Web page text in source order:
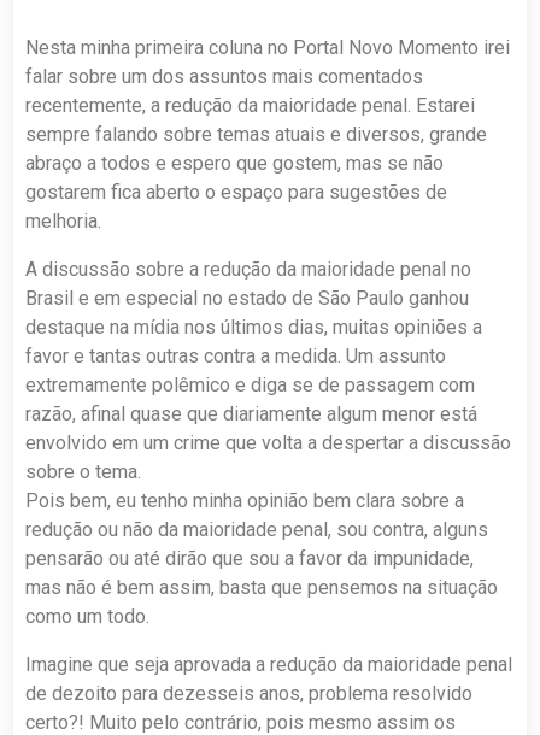
Nesta minha primeira coluna no Portal Novo Momento irei
falar sobre um dos assuntos mais comentados
recentemente, a redução da maioridade penal. Estarei
sempre falando sobre temas atuais e diversos, grande
abraço a todos e espero que gostem, mas se não
gostarem fica aberto o espaço para sugestões de
melhoria.
A discussão sobre a redução da maioridade penal no
Brasil e em especial no estado de São Paulo ganhou
destaque na mídia nos últimos dias, muitas opiniões a
favor e tantas outras contra a medida. Um assunto
extremamente polêmico e diga se de passagem com
razão, afinal quase que diariamente algum menor está
envolvido em um crime que volta a despertar a discussão
sobre o tema.
Pois bem, eu tenho minha opinião bem clara sobre a
redução ou não da maioridade penal, sou contra, alguns
pensarão ou até dirão que sou a favor da impunidade,
mas não é bem assim, basta que pensemos na situação
como um todo.
Imagine que seja aprovada a redução da maioridade penal
de dezoito para dezesseis anos, problema resolvido
certo?! Muito pelo contrário, pois mesmo assim os